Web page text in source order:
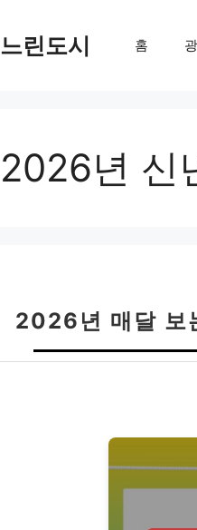
느린도시 홈
2026년 신
2026년 매달 보